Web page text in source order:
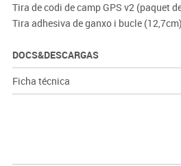
Tira de codi de camp GPS v2 (paquet
Tira adhesiva de ganxo i bucle (12,7cm)
DOCS&DESCARGAS
Ficha técnica